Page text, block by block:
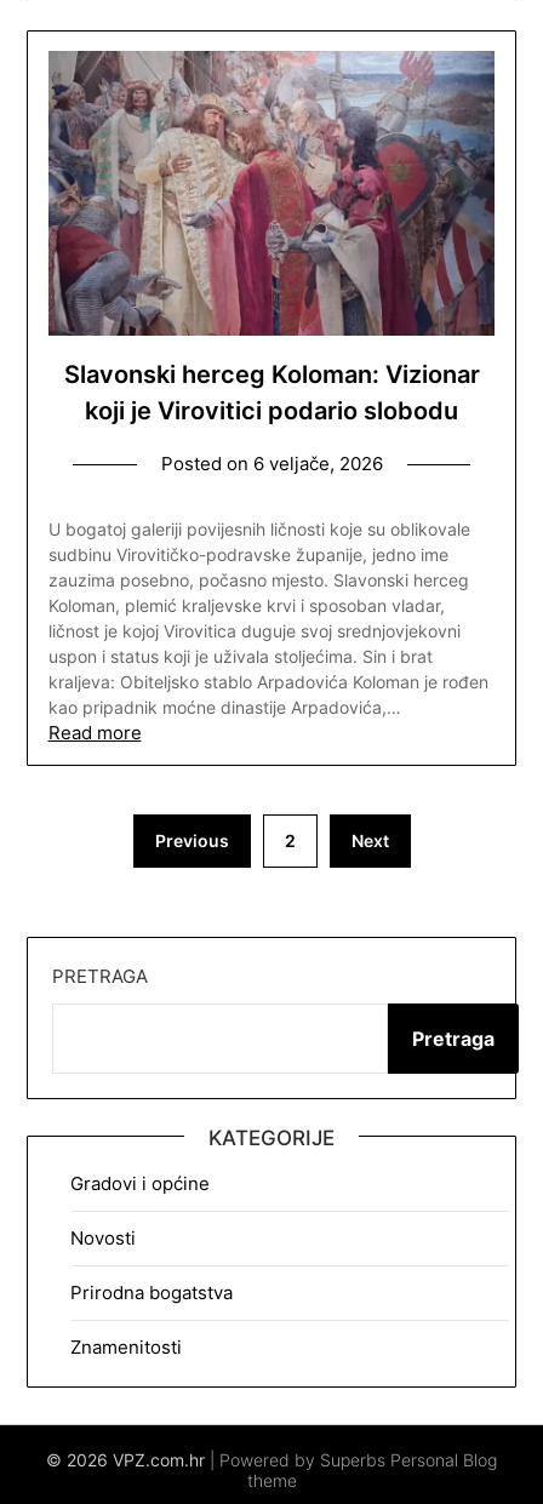
Slavonski herceg Koloman: Vizionar
koji je Virovitici podario slobodu
Posted on 6 veljače, 2026
U bogatoj galeriji povijesnih ličnosti koje su oblikovale
sudbinu Virovitičko-podravske županije, jedno ime
zauzima posebno, počasno mjesto. Slavonski herceg
Koloman, plemić kraljevske krvi i sposoban vladar,
ličnost je kojoj Virovitica duguje svoj srednjovjekovni
uspon i status koji je uživala stoljećima. Sin i brat
kraljeva: Obiteljsko stablo Arpadovića Koloman je rođen
kao pripadnik moćne dinastije Arpadovića,…
Read more
stranica
Previous 2 Next
PRETRAGA
Pretraga
KATEGORIJE
Gradovi i općine
Novosti
Prirodna bogatstva
Znamenitosti
© 2026 VPZ.com.hr | Powered by Superbs Personal Blog
theme